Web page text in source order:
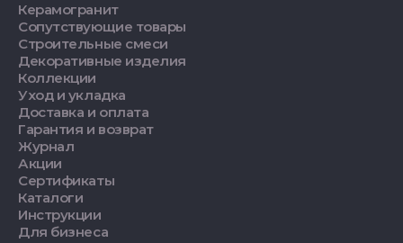
Керамогранит
Сопутствующие товары
Строительные смеси
Декоративные изделия
Коллекции
Уход и укладка
Доставка и оплата
Гарантия и возврат
Журнал
Акции
Сертификаты
Каталоги
Инструкции
Для бизнеса